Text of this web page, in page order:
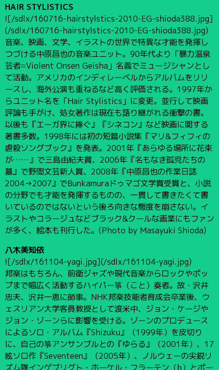
HAIR STYLISTICS
![/sdlx/160716-hairstylstics-2010-EG-shioda388.jpg]
(/sdlx/160716-hairstylstics-2010-EG-shioda388.jpg)
音楽、映画、文学、イラストの世界で特異な才能を発揮し
つづける中原昌也の音楽ユニット。90年代より「暴力温泉
芸者=Violent Onsen Geisha」名義でミュージシャンとし
て活動。アメリカのインディレーベルからアルバムをリリ
ースし、海外公演も重ねるなど高く評価される。1997年か
らユニット名を「Hair Stylistics」に変更。並行して映画
評論も手がけ、処女著作は現在も語り継がれる衝撃の書。
以後も『エーガ界に捧ぐ』『シネコン』など映画に関する
著書多数。1998年には初の短篇小説集『マリ&フィフィの
虐殺ソングブック』を発表。2001年『あらゆる場所に花束
が……』で三島由紀夫賞、2006年『名もなき孤児たちの
墓』で野間文芸新人賞、2008年『中原昌也の作業日誌
2004→2007』でBunkamuraドゥマゴ文学賞受賞と、小説
の分野でも才能を発揮するものの、一貫して書きたくて書
いているのではないという後ろ向きな態度を崩さない。イ
ラストやコラージュなどブラック&クールな画業にもファン
が多く、絵本も刊行した。(Photo by Masayuki Shioda)
八木美知依
![/sdlx/161104-yagi.jpg](/sdlx/161104-yagi.jpg)
邦楽はもちろん、前衛ジャズや現代音楽からロックやポッ
プまで幅広く活動するハイパー箏（こと）奏者。故・沢井
忠夫、沢井一恵に師事。NHK邦楽技能者育成会卒業後、ウ
ェスリアン大学客員教授として渡米中、ジョン・ケージや
ジョン・ゾーンらに影響を受ける。ゾーンのプロデュース
によるソロ・アルバム『Shizuku』（1999年）を皮切り
に、自己の箏アンサンブルとの『ゆらる』（2001年）、17
絃ソロ作『Seventeen』（2005年）、ノルウェーの尖鋭リ
ズム隊インゲブリグト・ホーケル・フラーテン（b）とポー